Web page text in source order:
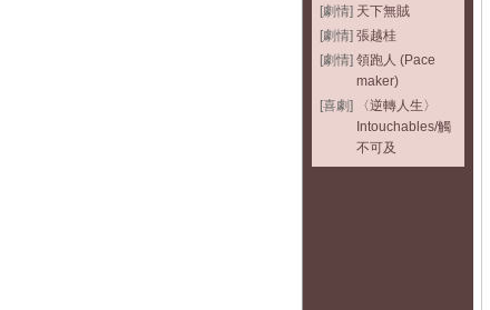
[劇情] 天下無賊
[劇情] 張越桂
[劇情] 領跑人 (Pace
maker)
[喜劇]
〈逆轉人生〉
Intouchables/觸
不可及